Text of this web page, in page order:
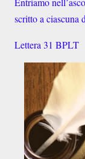
scritto a ciascuna
Lettera 31 BPLT